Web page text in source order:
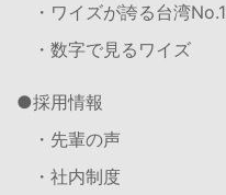
・ワイズが誇る台湾No.1
・数字で見るワイズ
採用情報
・先輩の声
・社内制度